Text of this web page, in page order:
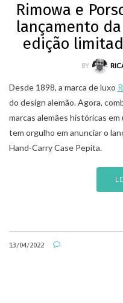
Rimowa e
lançamento
edição
BY
Desde 1898, a marca de luxo
do design alemão. Agora,
marcas alemães históricas
tem orgulho em anunciar o
Hand-Carry Case Pepita.
13/04/2022